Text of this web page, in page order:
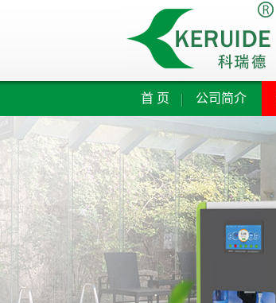
首页 公司简介